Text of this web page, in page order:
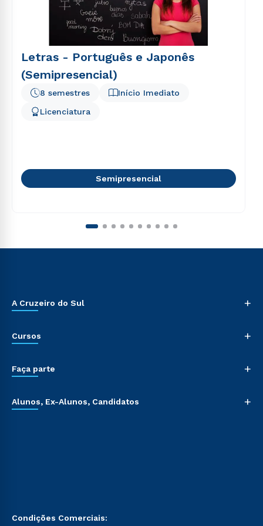
Letras - Português e Japonês
(Semipresencial)
Início Imediato
8 semestres
Licenciatura
Semipresencial
A Cruzeiro do Sul +
Cursos +
Faça parte +
Alunos, Ex-Alunos, Candidatos +
Condições Comerciais: